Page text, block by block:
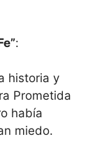
:
historia y
Prometida
había
miedo.